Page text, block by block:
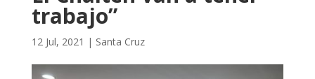
trabajo”
12 Jul, 2021 | Santa Cruz